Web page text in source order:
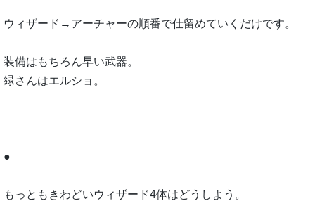
ウィザード→アーチャーの順番で仕留めていくだけです。
装備はもちろん早い武器。
緑さんはエルショ。
●
もっともきわどいウィザード4体はどうしよう。